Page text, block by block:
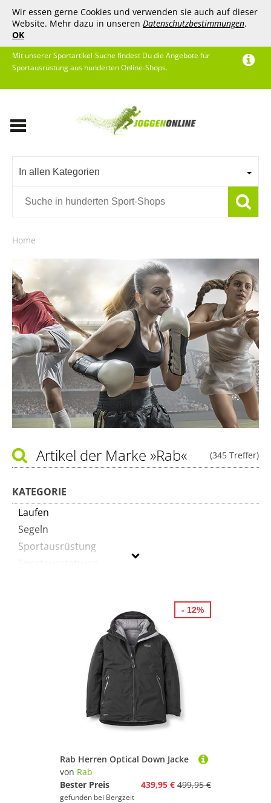
Wir essen gerne Cookies und verwenden sie auch auf dieser
Website. Mehr dazu in unseren Datenschutzbestimmungen.
OK
Mit unserer Sportartikel-Suche findest Du die Angebote für
Sportausrüstung aus hunderten Online-Shops.
In allen Kategorien
Home
(345 Treffer)
Artikel der Marke »Rab«
KATEGORIE
Laufen
Segeln
Sportausrüstung
Rab Herren Optical Down Jacke
von Rab
Bester Preis
439,95 € 499,95 €
gefunden bei Bergzeit
- 12%